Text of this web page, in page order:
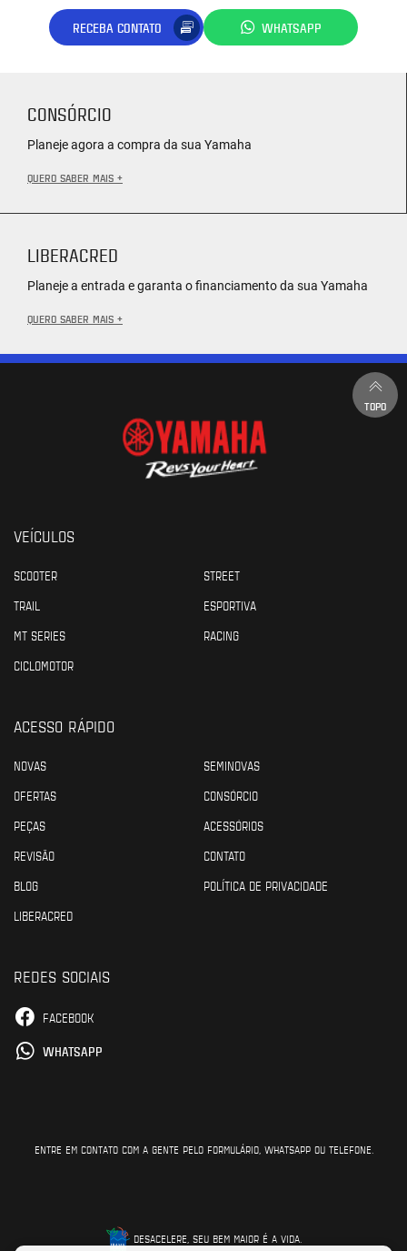
RECEBA CONTATO WHATSAPP
CONSÓRCIO
Planeje agora a compra da sua Yamaha
QUERO SABER MAIS +
LIBERACRED
Planeje a entrada e garanta o financiamento da sua Yamaha
QUERO SABER MAIS +
TOPO
VEÍCULOS
SCOOTER
STREET
TRAIL
ESPORTIVA
MT SERIES
RACING
CICLOMOTOR
ACESSO RÁPIDO
NOVAS
SEMINOVAS
OFERTAS
CONSÓRCIO
PEÇAS
ACESSÓRIOS
REVISÃO
CONTATO
BLOG
POLÍTICA DE PRIVACIDADE
LIBERACRED
REDES SOCIAIS
FACEBOOK
WHATSAPP
ENTRE EM CONTATO COM A GENTE PELO FORMULÁRIO, WHATSAPP OU TELEFONE.
DESACELERE, SEU BEM MAIOR É A VIDA.